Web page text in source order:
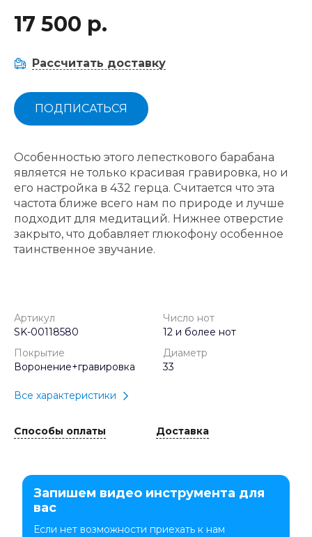
17 500 р.
Рассчитать доставку
ПОДПИСАТЬСЯ
Особенностью этого лепесткового барабана
является не только красивая гравировка, но и
его настройка в 432 герца. Считается что эта
частота ближе всего нам по природе и лучше
подходит для медитаций. Нижнее отверстие
закрыто, что добавляет глюкофону особенное
таинственное звучание.
Артикул
SK-00118580
Число нот
12 и более нот
Покрытие
Воронение+гравировка
Диаметр
33
Все характеристики
Способы оплаты Доставка
Запишем видео инструмента для
вас
Если нет возможности приехать к нам